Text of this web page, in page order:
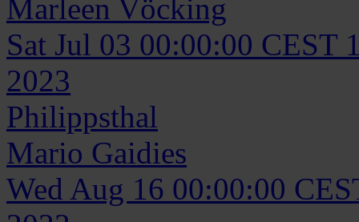
Marleen Vöcking
Sat Jul 03 00:00:00 CEST
2023
Philippsthal
Mario Gaidies
Wed Aug 16 00:00:00